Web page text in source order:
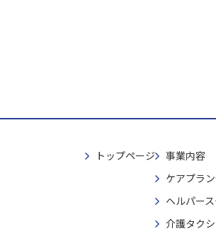
トップページ
事業内容
ケアプラ
ヘルパー
介護タク